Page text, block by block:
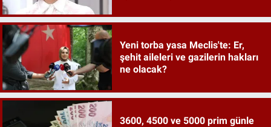
Yeni torba yasa Meclis'te: Er,
şehit aileleri ve gazilerin hakları
ne olacak?
3600, 4500 ve 5000 prim günle